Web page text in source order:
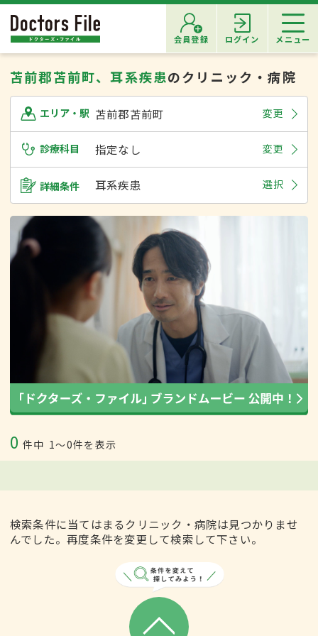
会員登録 ログイン メニュー
苫前郡苫前町、耳系疾患のクリニック・病院
エリア・駅 苫前郡苫前町 変更
診療科目 指定なし 変更
詳細条件 耳系疾患 選択
0 件中 1〜0件を表示
検索条件に当てはまるクリニック・病院は見つかりませ
んでした。再度条件を変更して検索して下さい。